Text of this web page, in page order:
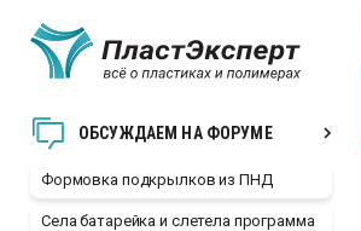
ОБСУЖДАЕМ НА ФОРУМЕ
Формовка подкрылков из ПНД
Села батарейка и слетела программа